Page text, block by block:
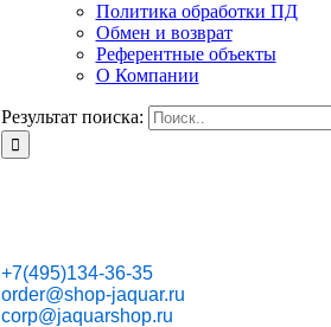
Политика обработки ПД
Обмен и возврат
Референтные объекты
О Компании
Результат поиска:
+7(495)134-36-35
order@shop-jaquar.ru
corp@jaquarshop.ru